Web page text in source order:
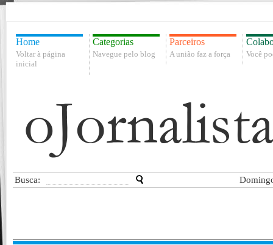
Home
Voltar à página
inicial
Categorias
Navegue pelo blog
Parceiros
A união faz a força Você
Busca: